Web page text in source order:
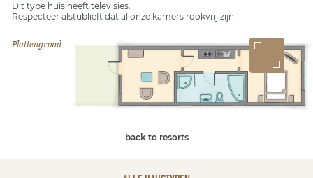
Dit type huis heeft televisies.
Respecteer alstublieft dat al onze kamers rookvrij zijn.
Plattengrond
back to resorts